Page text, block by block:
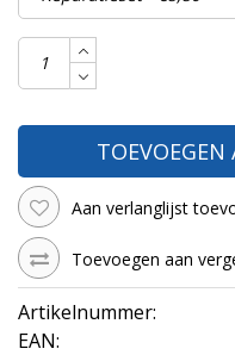
TOEVOEGEN
Aan verlanglijst
Toevoegen aan
Artikelnummer:
EAN: